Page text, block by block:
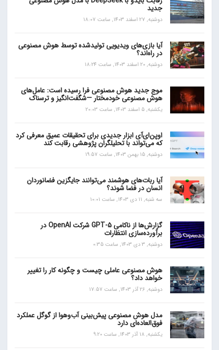
جدید
دوشنبه, 27 اسفند 1403, ساعت 18:07
آیا بازی‌های ویدیویی تولیدشده توسط هوش مصنوعی
در راه‌اند؟
دوشنبه, 20 اسفند 1403, ساعت 18:24
موج جدید هوش مصنوعی فرا رسیده است: عامل‌های
هوش مصنوعی خودمختار —شگفت‌انگیز و ترسناک
یکشنبه, 5 اسفند 1403, ساعت 20:03
اوپن‌ای‌آی ابزار جدیدی برای تحقیقات عمیق معرفی کرد
که می‌تواند با تحلیلگران پژوهشی رقابت کند
دوشنبه, 15 بهمن 1403, ساعت 19:57
آیا ربات‌های هوشمند می‌توانند جایگزین فضانوردان
انسان در فضا شوند؟
سه شنبه, 11 دی 1403, ساعت 10:01
گزارش‌ها از ناکامی GPT-5 شرکت OpenAI در
برآورده‌سازی انتظارات
دوشنبه, 3 دی 1403, ساعت 0:35
هوش مصنوعی عاملی چیست و چگونه کار را تغییر
خواهد داد؟
دوشنبه, 26 آذر 1403, ساعت 17:57
مدل هوش مصنوعی پیش‌بینی آب‌و‌هوا از گوگل عملکرد
فوق‌العاده‌ای دارد
یکشنبه, 18 آذر 1403, ساعت 9:20